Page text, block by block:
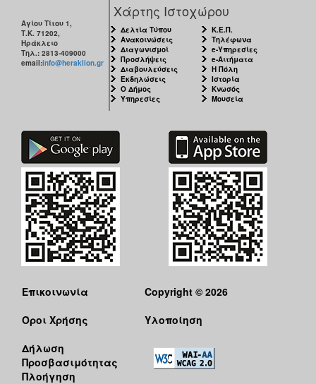
Αγίου Τίτου 1,
Τ.Κ. 71202,
Ηράκλειο
Τηλ.: 2813-409000
email:info@heraklion.gr
Χάρτης Ιστοχώρου
Δελτία Τύπου
Ανακοινώσεις
Διαγωνισμοί
Προσλήψεις
Διαβουλεύσεις
Εκδηλώσεις
Ο Δήμος
Υπηρεσίες
Κ.Ε.Π.
Τηλέφωνα
e-Υπηρεσίες
e-Αιτήματα
Η Πόλη
Ιστορία
Κνωσός
Μουσεία
Επικοινωνία
Όροι Χρήσης
Δήλωση
Προσβασιμότητας
Πλοήγηση
Copyright © 2026
Υλοποίηση